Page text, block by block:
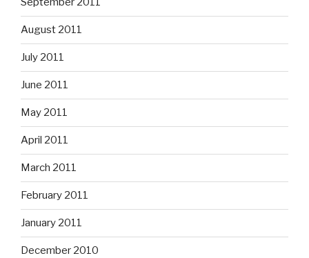
August 2011
July 2011
June 2011
May 2011
April 2011
March 2011
February 2011
January 2011
December 2010